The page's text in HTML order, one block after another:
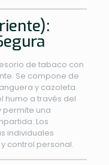
de tabaco con
Se compone de
y cazoleta.
humo a través del
permite una
Los
individuales
control personal.